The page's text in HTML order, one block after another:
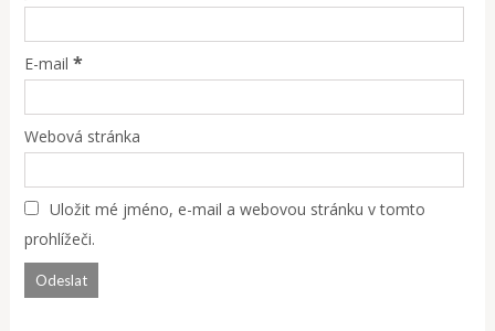
E-mail *
Webová stránka
Uložit mé jméno, e-mail a webovou stránku v tomto
prohlížeči.